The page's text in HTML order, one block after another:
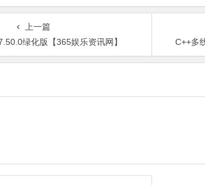
上一篇
绿化版【365娱乐资讯网】
C++多